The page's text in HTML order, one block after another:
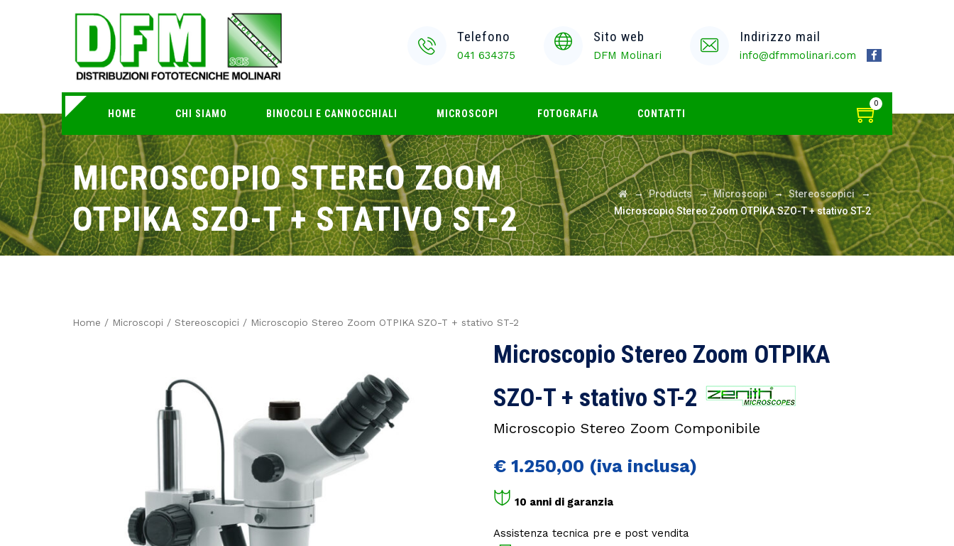
Telefono
041 634375
Sito web
DFM Molinari
Indirizzo mail
info@dfmmolinari.com
HOME CHI SIAMO BINOCOLI E CANNOCCHIALI MICROSCOPI FOTOGRAFIA CONTATTI
0
MICROSCOPIO STEREO ZOOM
OTPIKA SZO-T + STATIVO ST-2
→Products→Microscopi→Stereoscopici→
Microscopio Stereo Zoom OTPIKA SZO-T + stativo ST-2
Home / Microscopi / Stereoscopici / Microscopio Stereo Zoom OTPIKA SZO-T + stativo ST-2
Microscopio Stereo Zoom OTPIKA
SZO-T + stativo ST-2
Microscopio Stereo Zoom Componibile
€ 1.250,00
10 anni di garanzia
Assistenza tecnica pre e post vendita